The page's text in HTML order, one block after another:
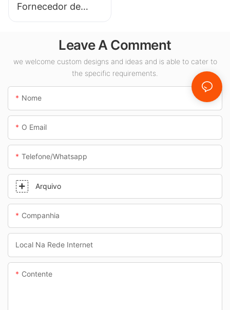
Fornecedor de
luminárias LED para
como postos de
gasolina e
subterrâneas.
Leave A Comment
we welcome custom designs and ideas and is able to cater to
the specific requirements.
Nome
O Email
Telefone/whatsapp
Arquivo
Companhia
Local Na Rede Internet
Contente